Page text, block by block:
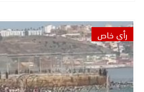
رأي خاص